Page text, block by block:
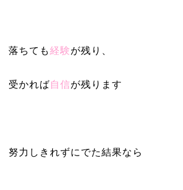
落ちても経験が残り、
受かれば自信が残ります
努力しきれずにでた結果なら